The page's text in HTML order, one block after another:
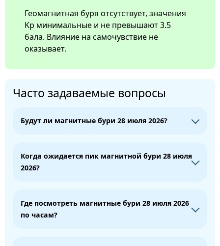
Геомагнитная буря отсутствует, значения
Kp минимальные и не превышают 3.5
бала. Влияние на самочувствие не
оказывает.
Часто задаваемые вопросы
Будут ли магнитные бури 28 июля 2026?
Когда ожидается пик магнитной бури 28 июля
2026?
Где посмотреть магнитные бури 28 июля 2026
по часам?